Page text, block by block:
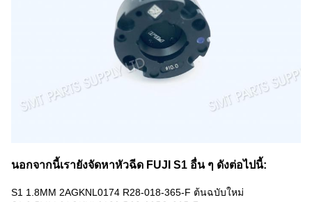
นอกจากนี้เรายังจัดหาหัวฉีด FUJI S1 อื่น ๆ ดังต่อไปนี้:
S1 1.8MM 2AGKNL0174 R28-018-365-F ต้นฉบับใหม่